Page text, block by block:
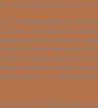
The Beginnings an der
The Beginnings ist riesig
bis wir uns orientiert
Optionen,
des Restaurants
dem Kunden eine
werden zu allen
Angaben zu
unserer Entscheidung zu